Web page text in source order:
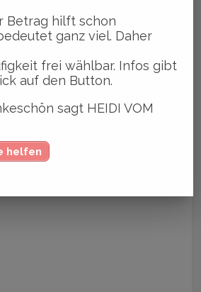
Betrag hilft schon
ganz viel. Daher
frei wählbar. Infos gibt
auf den Button.
sagt HEIDI VOM
helfen